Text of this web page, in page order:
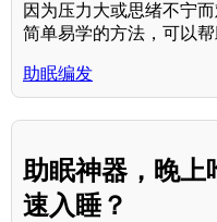
因为压力大或思绪不宁
简单易学的方法，可以
助眠编发
助眠神器，晚上
速入睡？